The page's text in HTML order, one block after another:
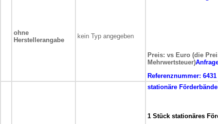
ohne
Herstellerangabe
kein Typ angegeben
Preis: vs Euro (die
Mehrwertsteuer)
Referenznummer: 6431
stationäre
1 Stück stationäres